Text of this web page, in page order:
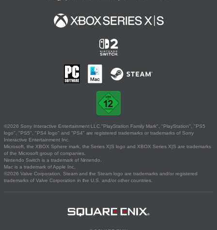
©2026 Sony Interactive Entertainment LLC."PlayStation Family Mark", "PlayStation", "PS5
logo", "PS5", "PS4 logo" and "PS4" are registered trademarks or trademarks of Sony
Interactive Entertainment Inc.
Microsoft, the XBOX Sphere mark, the Series X|S logo and XBOX Series X|S are trademarks
of the Microsoft group of companies.
Nintendo Switch is a trademark of Nintendo.
Mac is a trademark of Apple Inc.
©2026 Valve Corporation. Steam and the Steam logo are trademarks and/or registered
trademarks of Valve Corporation in the U.S. and/or other countries.